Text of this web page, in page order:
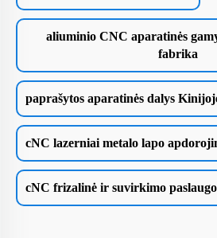
aliuminio CNC aparatinės
fabrika
paprašytos aparatinės dalys
cNC lazerniai metalo lapo
cNC frizalinė ir suvirkimo